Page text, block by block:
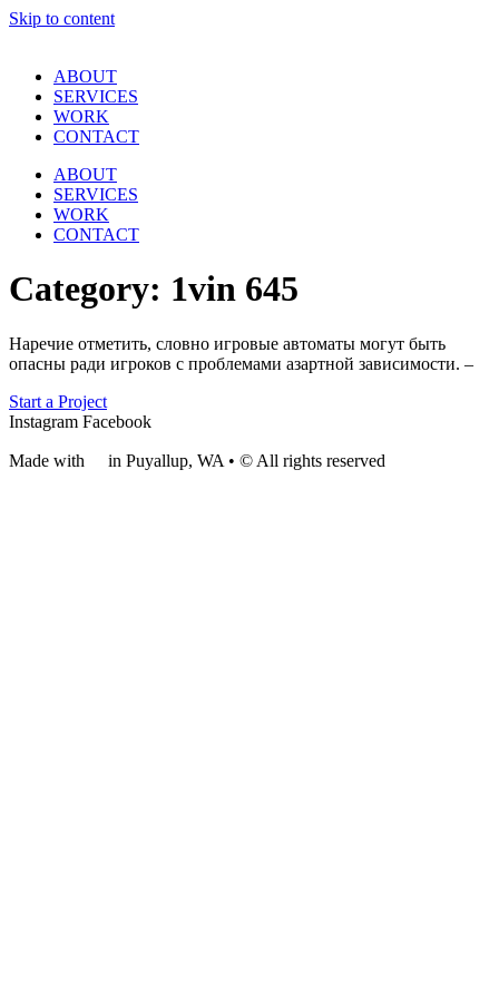
Skip to content
ABOUT
SERVICES
WORK
CONTACT
ABOUT
SERVICES
WORK
CONTACT
Category: 1vin 645
Наречие отметить, словно игровые автоматы могут быть
опасны ради игроков с проблемами азартной зависимости. –
Start a Project
Instagram Facebook
Made with in Puyallup, WA • © All rights reserved